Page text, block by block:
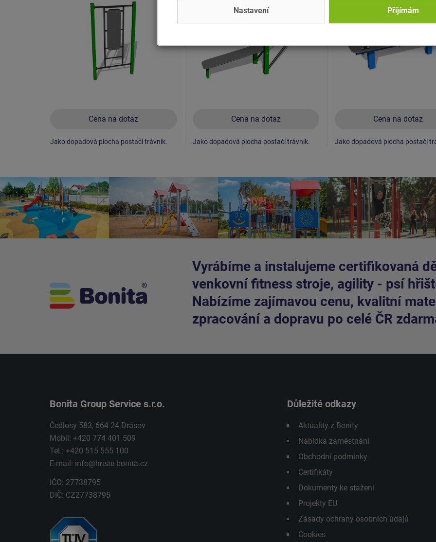
Cena na dotaz
Jako dopadová plocha postačí trávník.
Cena na dotaz
Jako dopadová plocha postačí trávník.
Cena na dotaz
Jako dopadová plocha postačí
Vyrábíme a instalujeme certifikovaná
venkovní fitness stroje, agility - psí
Nabízíme zajímavou cenu, kvalitní
zpracování a dopravu po celé ČR
Bonita Group Service s.r.o.
Čedlosy 583, 664 24 Drásov
Mobil: +420 774 401 509
Tel.: +420 515 555 100
E-mail: info@hriste-bonita.cz
IČO: 27738795
DIČ: CZ27738795
Důležité odkazy
Aktuality z Bonity
Nabídka zaměstnání
Obchodní podmínky
Certifikáty
Dokumenty ke stažení
Projekty EU
Zásady ochrany osobních údajů
Cookies
Nastavení Přijímám